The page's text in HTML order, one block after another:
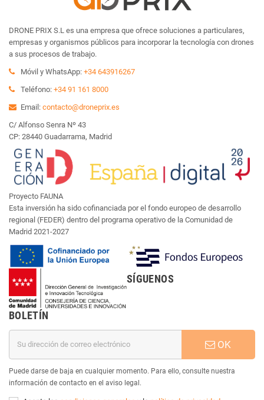
DRONE PRIX S.L es una empresa que ofrece soluciones a particulares,
empresas y organismos públicos para incorporar la tecnología con drones
a sus procesos de trabajo.
Móvil y WhatsApp: +34 643916267
Teléfono: +34 91 161 8000
Email: contacto@droneprix.es
C/ Alfonso Senra Nº 43
CP: 28440 Guadarrama, Madrid
Proyecto FAUNA
Esta inversión ha sido cofinanciada por el fondo europeo de desarrollo
regional (FEDER) dentro del programa operativo de la Comunidad de
Madrid 2021-2027
SÍGUENOS
BOLETÍN
OK
Puede darse de baja en cualquier momento. Para ello, consulte nuestra
información de contacto en el aviso legal.